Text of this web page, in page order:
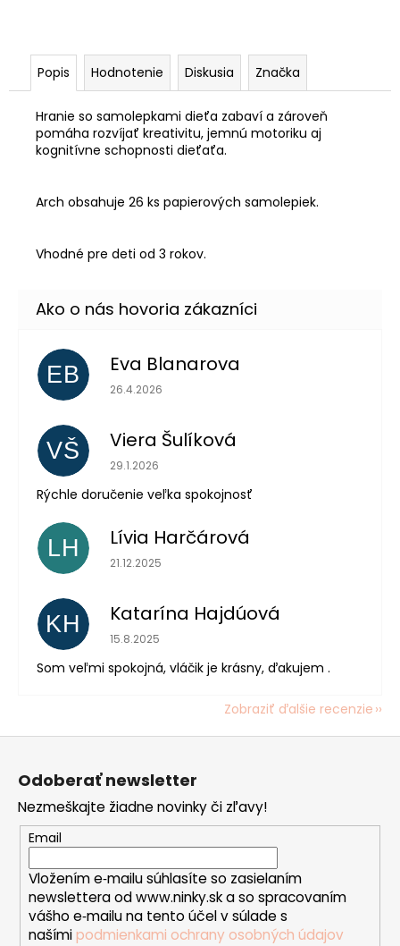
Popis Hodnotenie Diskusia Značka
Hranie so samolepkami dieťa zabaví a zároveň
pomáha rozvíjať kreativitu, jemnú motoriku aj
kognitívne schopnosti dieťaťa.
Arch obsahuje 26 ks papierových samolepiek.
Vhodné pre deti od 3 rokov.
EB Eva Blanarova
Hodnotenie obchodu je 5 z 5 hviezdičiek.
26.4.2026
VŠ Viera Šulíková
Hodnotenie obchodu je 5 z 5 hviezdičiek.
29.1.2026
Rýchle doručenie veľka spokojnosť
LH Lívia Harčárová
Hodnotenie obchodu je 5 z 5 hviezdičiek.
21.12.2025
KH Katarína Hajdúová
Hodnotenie obchodu je 5 z 5 hviezdičiek.
15.8.2025
Som veľmi spokojná, vláčik je krásny, ďakujem .
Zobraziť ďalšie recenzie
Z
Odoberať newsletter
Nezmeškajte žiadne novinky či zľavy!
Email
Vložením e‑mailu súhlasíte so zasielaním
newslettera od www.ninky.sk a so spracovaním
vášho e‑mailu na tento účel v súlade s
našími podmienkami ochrany osobných údajov